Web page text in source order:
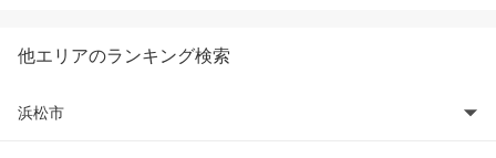
他エリアのランキング検索
浜松市